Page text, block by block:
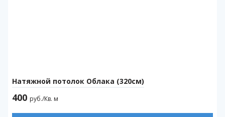
Натяжной потолок Облака (320см)
400 руб./Кв. м